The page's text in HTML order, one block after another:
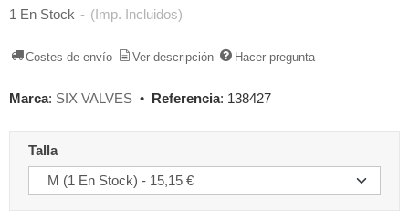
1 En Stock - (Imp. Incluidos)
Costes de envío Ver descripción Hacer pregunta
Marca: SIX VALVES • Referencia: 138427
Talla